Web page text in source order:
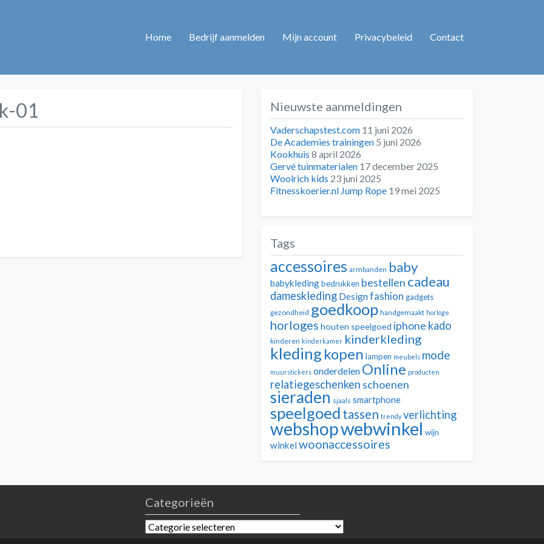
Home Bedrijf aanmelden Mijn account Privacybeleid Contact
01 Nieuwste aanmeldingen
Vaderschapstest.com 11 juni 2026
De Academies trainingen 5 juni 2026
Kookhuis 8 april 2026
Gervé tuinmaterialen 17 december 2025
Woolrich kids 23 juni 2025
Fitnesskoerier.nl Jump Rope 19 mei 2025
Tags
accessoires armbanden baby
babykledingbedrukken bestellen cadeau
dameskleding Design fashion gadgets
gezondheid goedkoop handgemaakt horloge
horloges houten speelgoed iphone kado
kinderen kinderkamer kinderkleding
kleding kopen lampen meubels mode
muurstickers onderdelen Online producten
relatiegeschenken schoenen
sieraden sjaals smartphone
speelgoed tassen trendy verlichting
webshopwebwinkel wijn
winkelwoonaccessoires
Categorieën
Categorieën